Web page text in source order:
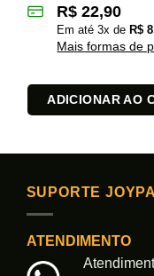
R$ 22,90
Em até3x de R$
Mais formas de
ADICIONAR AO
SUPORTE
ATENDIMENTO